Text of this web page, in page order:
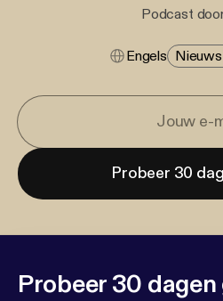
Podcast
Engels
Probeer 30
Probeer 30